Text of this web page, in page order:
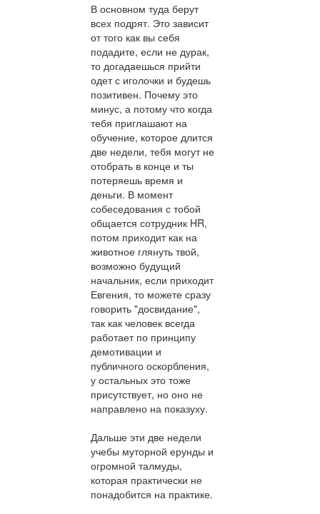
В основном туда берут
всех подрят. Это зависит
от того как вы себя
подадите, если не дурак,
то догадаешься прийти
одет с иголочки и будешь
позитивен. Почему это
минус, а потому что когда
тебя приглашают на
обучение, которое длится
две недели, тебя могут не
отобрать в конце и ты
потеряешь время и
деньги. В момент
собеседования с тобой
общается сотрудник HR,
потом приходит как на
животное глянуть твой,
возможно будущий
начальник, если приходит
Евгения, то можете сразу
говорить "досвидание",
так как человек всегда
работает по принципу
демотивации и
публичного оскорбления,
у остальных это тоже
присутствует, но оно не
направлено на показуху.
Дальше эти две недели
учебы муторной ерунды и
огромной талмуды,
которая практически не
понадобится на практике.